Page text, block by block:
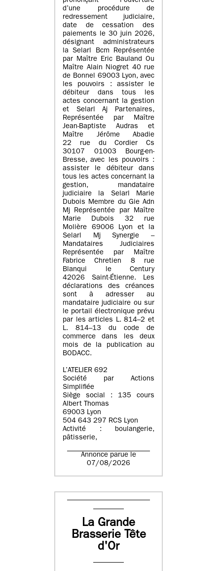
d’une procédure de
redressement judiciaire,
date de cessation des
paiements le 30 juin 2026,
désignant administrateurs
la Selarl Bcm Représentée
par Maître Eric Bauland Ou
Maître Alain Niogret 40 rue
de Bonnel 69003 Lyon, avec
les pouvoirs : assister le
débiteur dans tous les
actes concernant la gestion
et Selarl Aj Partenaires,
Représentée par Maître
Jean-Baptiste Audras et
Maître Jérôme Abadie
22 rue du Cordier Cs
30107 01003 Bourg-en-
Bresse, avec les pouvoirs :
assister le débiteur dans
tous les actes concernant la
gestion, mandataire
judiciaire la Selarl Marie
Dubois Membre du Gie Adn
Mj Représentée par Maître
Marie Dubois 32 rue
Molière 69006 Lyon et la
Selarl Mj Synergie –
Mandataires Judiciaires
Représentée par Maître
Fabrice Chretien 8 rue
Blanqui le Century
42026 Saint-Étienne. Les
déclarations des créances
sont à adresser au
mandataire judiciaire ou sur
le portail électronique prévu
par les articles L. 814–2 et
L. 814–13 du code de
commerce dans les deux
mois de la publication au
BODACC.
L’ATELIER 692
Société par Actions
Simplifiée
Siège social : 135 cours
Albert Thomas
69003 Lyon
504 643 297 RCS Lyon
Activité : boulangerie,
pâtisserie,
Annonce parue le
07/08/2026
La Grande
Brasserie Tête
d'Or